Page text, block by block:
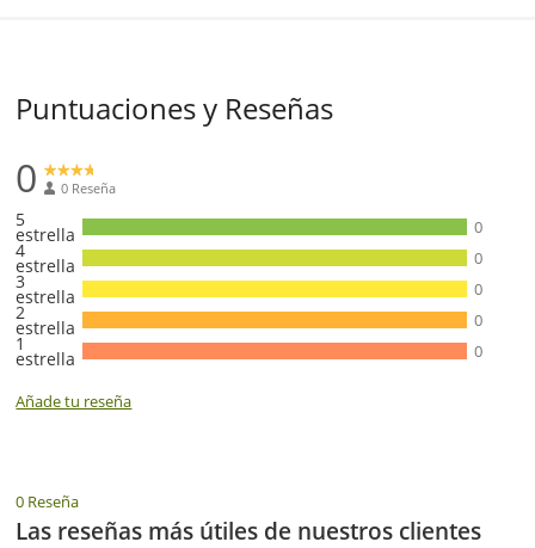
Puntuaciones y Reseñas
0 0 Reseña
5
estrella 0
4
estrella 0
3
estrella 0
2
estrella 0
1
estrella 0
Añade tu reseña
0 Reseña
Las reseñas más útiles de nuestros clientes